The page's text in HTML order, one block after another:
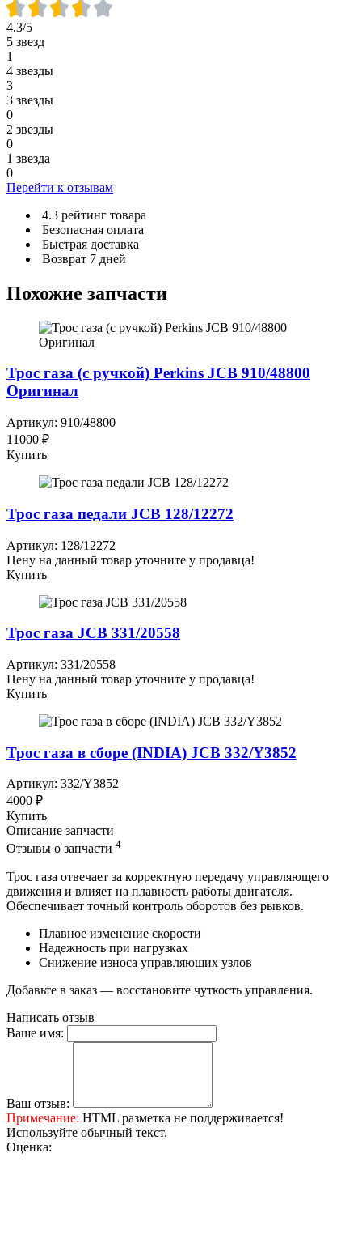
4.3/5
5 звезд
1
4 звезды
3
3 звезды
0
2 звезды
0
1 звезда
0
Перейти к отзывам
4.3 рейтинг товара
Безопасная оплата
Быстрая доставка
Возврат 7 дней
Похожие запчасти
Трос газа (с ручкой) Perkins JCB 910/48800
Оригинал
Артикул: 910/48800
11000 ₽
Купить
Трос газа педали JCB 128/12272
Артикул: 128/12272
Цену на данный товар уточните у продавца!
Купить
Трос газа JCB 331/20558
Артикул: 331/20558
Цену на данный товар уточните у продавца!
Купить
Трос газа в сборе (INDIA) JCB 332/Y3852
Артикул: 332/Y3852
4000 ₽
Купить
Описание запчасти
Отзывы о запчасти 4
Трос газа отвечает за корректную передачу управляющего
движения и влияет на плавность работы двигателя.
Обеспечивает точный контроль оборотов без рывков.
Плавное изменение скорости
Надежность при нагрузках
Снижение износа управляющих узлов
Добавьте в заказ — восстановите чуткость управления.
Написать отзыв
Ваше имя:
Ваш отзыв:
Примечание: HTML разметка не поддерживается!
Используйте обычный текст.
Оценка: